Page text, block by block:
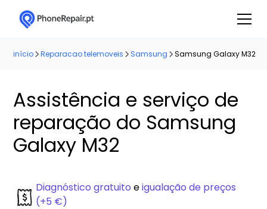
início Reparacao telemoveis Samsung Samsung Galaxy M32
Assistência e serviço de
reparação do Samsung
Galaxy M32
Diagnóstico gratuito eigualação de preços
(+5 €)